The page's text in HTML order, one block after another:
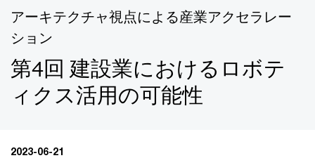
アーキテクチャ視点による産業アクセラレー
ション
第4回 建設業におけるロボテ
ィクス活用の可能性
2023-06-21